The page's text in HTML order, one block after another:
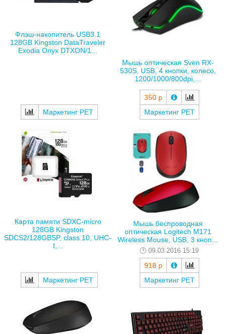
Флэш-накопитель USB3.1
128GB Kingston DataTraveler
Exodia Onyx DTXON/1...
Маркетинг РЕТ
Мышь оптическая Sven RX-
530S, USB, 4 кнопки, колесо,
1200/1000/800dpi,...
350 р
Маркетинг РЕТ
Карта памяти SDXC-micro
128GB Kingston
SDCS2/128GBSP, class 10, UHC-
I,...
Маркетинг РЕТ
Мышь беспроводная
оптическая Logitech M171
Wireless Mouse, USB, 3 кноп...
09.03.2016 15:19
918 р
Маркетинг РЕТ